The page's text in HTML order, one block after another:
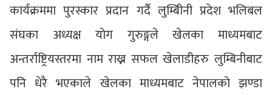
कार्यक्रममा पुरस्कार प्रदान गर्दै लुम्बिीनी प्रदेश भलिबल
संघका अध्यक्ष योग गुरुङ्गले खेलका माध्यमबाट
अन्तर्राष्ट्रियस्तरमा नाम राख्न सफल खेलाडीहरु लुम्बिनीबाट
पनि धेरै भएकाले खेलका माध्यमबाट नेपालको झण्डा